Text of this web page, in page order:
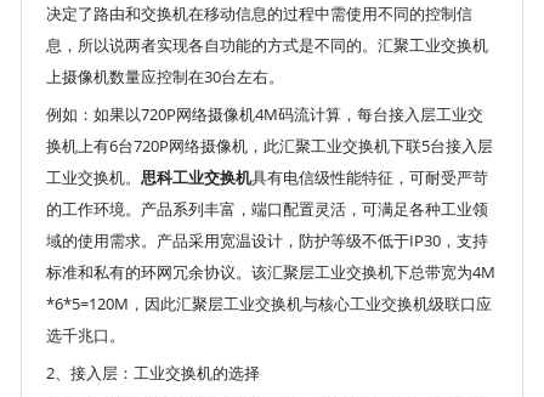
决定了路由和交换机在移动信息的过程中需使用不同的控制信
息，所以说两者实现各自功能的方式是不同的。汇聚工业交换机
上摄像机数量应控制在30台左右。
例如：如果以720P网络摄像机4M码流计算，每台接入层工业交
换机上有6台720P网络摄像机，此汇聚工业交换机下联5台接入层
工业交换机。思科工业交换机具有电信级性能特征，可耐受严苛
的工作环境。产品系列丰富，端口配置灵活，可满足各种工业领
域的使用需求。产品采用宽温设计，防护等级不低于IP30，支持
标准和私有的环网冗余协议。该汇聚层工业交换机下总带宽为4M
*6*5=120M，因此汇聚层工业交换机与核心工业交换机级联口应
选千兆口。
2、接入层：工业交换机的选择